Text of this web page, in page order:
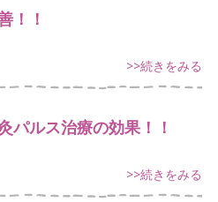
！！
>>続きをみる
パルス治療の効果！！
>>続きをみる